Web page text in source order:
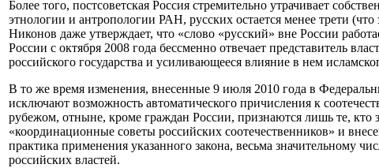
Более того, постсоветская Россия стремительно утрачивает
этнологии и антропологии РАН, русских остается менее трети
Никонов даже утверждает, что «слово «русский» вне России
России с октября 2008 года бессменно отвечает представитель
российского государства и усиливающееся влияние в нем
В то же время изменения, внесенные 9 июля 2010 года в
исключают возможность автоматического причисления к
рубежом, отныне, кроме граждан России, признаются лишь те, кто
«координационные советы российских соотечественников» и
практика применения указанного закона, весьма значительному
российских властей.